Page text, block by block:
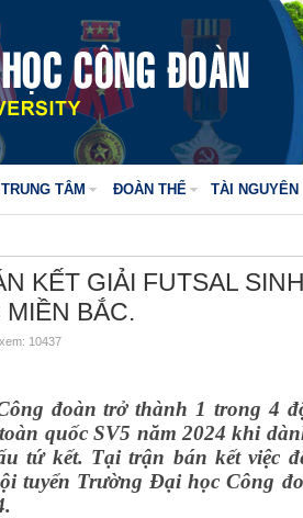
TRUNG TÂM ĐOÀN THỂ TÀI NGUYÊN
KẾT GIẢI FUTSAL
BẮC.
10437
đoàn trở thành 1 trong 4
quốc SV5 năm 2024 khi
tứ kết. Tại trận bán kết việc
tuyển Trường Đại học Công